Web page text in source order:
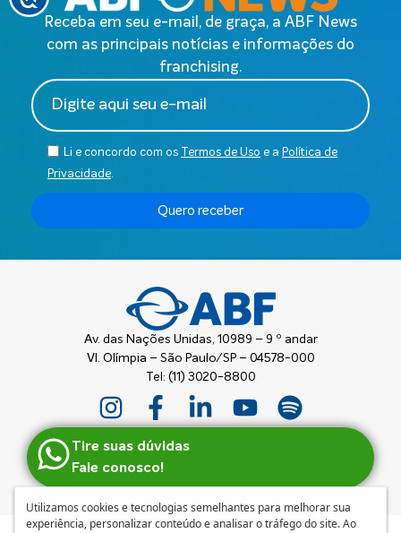
Receba em seu e-mail, de graça, a ABF News
com as principais notícias e informações do
franchising.
Li e concordo com os Termos de Uso e a Política de
Privacidade.
Quero receber
Av. das Nações Unidas, 10989 – 9 º andar
Vl. Olímpia – São Paulo/SP – 04578-000
Tel: (11) 3020-8800
Tire suas dúvidas
Fale conosco!
Utilizamos cookies e tecnologias semelhantes para melhorar sua
experiência, personalizar conteúdo e analisar o tráfego do site. Ao